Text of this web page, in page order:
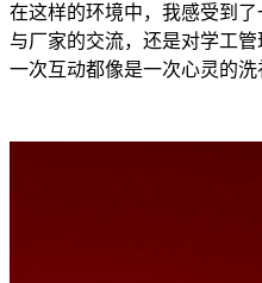
在这样的环境中，我感受到
与厂家的交流，还是对学工
一次互动都像是一次心灵的洗